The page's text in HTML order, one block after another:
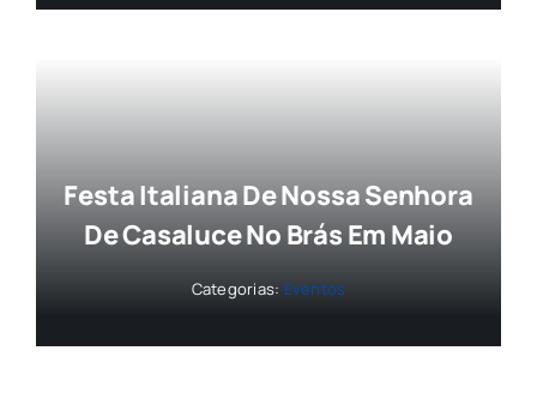
Festa Italiana De Nossa Senhora
De Casaluce No Brás Em Maio
Categorias: Eventos